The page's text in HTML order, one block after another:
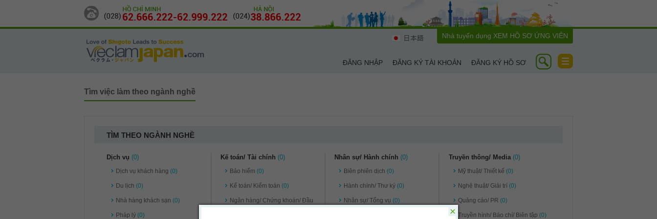
日本語 Nhà tuyển dụng XEM HỒ SƠ ỨNG VIÊN
ĐĂNG NHẬP ĐĂNG KÝ TÀI KHOẢN ĐĂNG KÝ HỒ SƠ
Toggle
navigation
Tìm việc làm theo ngành nghề
TÌM THEO NGÀNH NGHỀ
Dịch vụ (0)
Dịch vụ khách hàng (0)
Du lịch (0)
Nhà hàng khách sạn (0)
Pháp lý (0)
Kế toán/ Tài chính (0)
Bảo hiểm(0)
Kế toán/ Kiểm toán(0)
Ngân hàng/ Chứng khoán/ Đầu
Nhân sự/ Hành chính (0)
Biên phiên dịch(0)
Hành chính/ Thư ký(0)
Nhân sự/ Tổng vụ(0)
Truyền thông/ Media (0)
Mỹ thuật/ Thiết kế (0)
Nghệ thuật/ Giải trí (0)
Quảng cáo/ PR (0)
Truyền hình/ Báo chí/ Biên tập (0)
×